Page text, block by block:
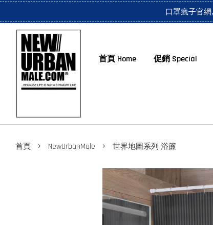
口罩瘋子官
首頁 Home 促銷 Special
首頁 › NewUrbanMale › 世界地圖系列 浴簾